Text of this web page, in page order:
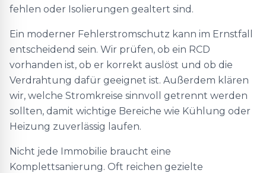
fehlen oder Isolierungen gealtert sind.
Ein moderner Fehlerstromschutz kann im Ernstfall
entscheidend sein. Wir prüfen, ob ein RCD
vorhanden ist, ob er korrekt auslöst und ob die
Verdrahtung dafür geeignet ist. Außerdem klären
wir, welche Stromkreise sinnvoll getrennt werden
sollten, damit wichtige Bereiche wie Kühlung oder
Heizung zuverlässig laufen.
Nicht jede Immobilie braucht eine
Komplettsanierung. Oft reichen gezielte